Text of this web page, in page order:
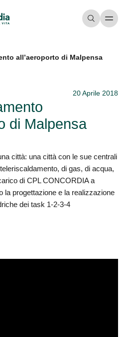
all’aeroporto di Malpensa
20 Aprile 2018
di Malpensa
città: una città con le sue centrali
di gas, di acqua,
di CPL CONCORDIA a
la progettazione e la realizzazione
dei task 1-2-3-4